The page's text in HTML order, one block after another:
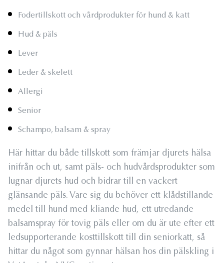
Fodertillskott och vårdprodukter för hund & katt
Hud & päls
Lever
Leder & skelett
Allergi
Senior
Schampo, balsam & spray
Här hittar du både tillskott som främjar djurets hälsa
inifrån och ut, samt päls- och hudvårdsprodukter som
lugnar djurets hud och bidrar till en vackert
glänsande päls. Vare sig du behöver ett klådstillande
medel till hund med kliande hud, ett utredande
balsamspray för tovig päls eller om du är ute efter ett
ledsupporterande kosttillskott till din seniorkatt, så
hittar du något som gynnar hälsan hos din pälskling i